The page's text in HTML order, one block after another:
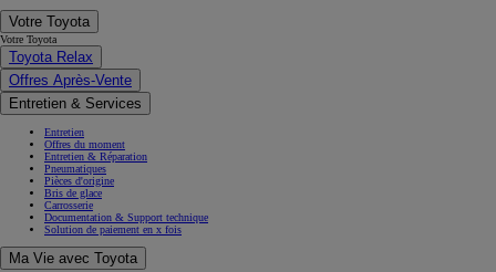
Votre Toyota
Votre Toyota
Toyota Relax
Offres Après-Vente
Entretien & Services
Entretien
Offres du moment
Entretien & Réparation
Pneumatiques
Pièces d'origine
Bris de glace
Carrosserie
Documentation & Support technique
Solution de paiement en x fois
Ma Vie avec Toyota